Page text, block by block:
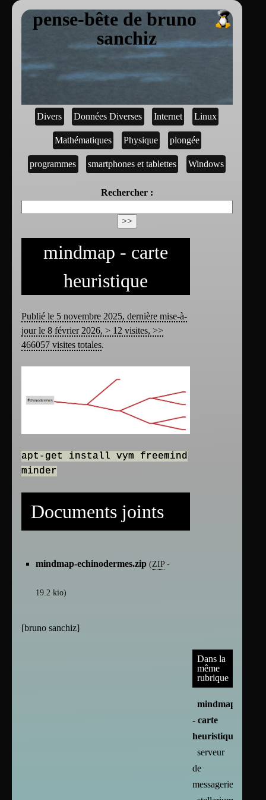
pense-bête de bruno
sanchiz
Divers Données Diverses Internet Linux
Mathématiques Physique plongée
programmes smartphones et tablettes Windows
Rechercher :
mindmap - carte
heuristique
Publié le 5 novembre 2025, dernière mise-à-
jour le 8 février 2026, > 12 visites, >>
466057 visites totales.
apt-get install vym freemind
minder
Documents joints
mindmap-echinodermes.zip (ZIP -
19.2 kio)
[bruno sanchiz]
Dans la
même
rubrique
mindmap
- carte
heuristique
serveur
de
messagerie